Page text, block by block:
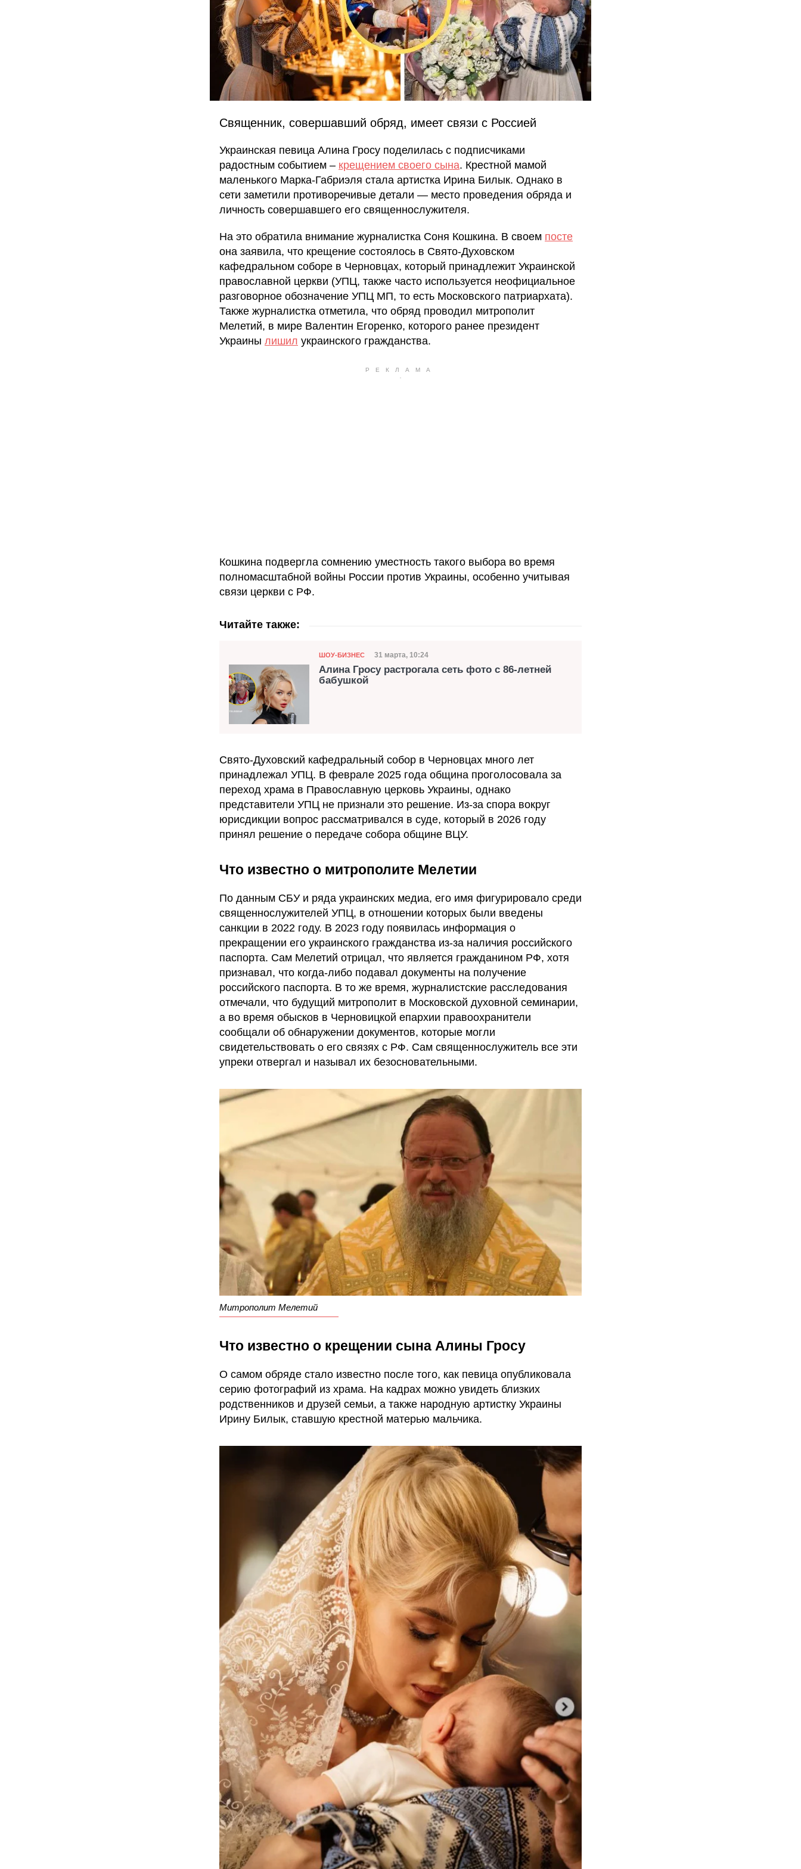
Священник, совершавший обряд, имеет связи с Россией
Украинская певица Алина Гросу поделилась с подписчиками
радостным событием – крещением своего сына. Крестной мамой
маленького Марка-Габриэля стала артистка Ирина Билык. Однако в
сети заметили противоречивые детали — место проведения обряда и
личность совершавшего его священнослужителя.
На это обратила внимание журналистка Соня Кошкина. В своем посте
она заявила, что крещение состоялось в Свято-Духовском
кафедральном соборе в Черновцах, который принадлежит Украинской
православной церкви (УПЦ, также часто используется неофициальное
разговорное обозначение УПЦ МП, то есть Московского патриархата).
Также журналистка отметила, что обряд проводил митрополит
Мелетий, в мире Валентин Егоренко, которого ранее президент
Украины лишил украинского гражданства.
Кошкина подвергла сомнению уместность такого выбора во время
полномасштабной войны России против Украины, особенно учитывая
связи церкви с РФ.
Читайте также:
Категория
ШОУ-БИЗНЕС Дата публикации
31 марта, 10:24
Алина Гросу растрогала сеть фото с 86-летней
бабушкой
Свято-Духовский кафедральный собор в Черновцах много лет
принадлежал УПЦ. В феврале 2025 года община проголосовала за
переход храма в Православную церковь Украины, однако
представители УПЦ не признали это решение. Из-за спора вокруг
юрисдикции вопрос рассматривался в суде, который в 2026 году
принял решение о передаче собора общине ВЦУ.
Что известно о митрополите Мелетии
По данным СБУ и ряда украинских медиа, его имя фигурировало среди
священнослужителей УПЦ, в отношении которых были введены
санкции в 2022 году. В 2023 году появилась информация о
прекращении его украинского гражданства из-за наличия российского
паспорта. Сам Мелетий отрицал, что является гражданином РФ, хотя
признавал, что когда-либо подавал документы на получение
российского паспорта. В то же время, журналистские расследования
отмечали, что будущий митрополит в Московской духовной семинарии,
а во время обысков в Черновицкой епархии правоохранители
сообщали об обнаружении документов, которые могли
свидетельствовать о его связях с РФ. Сам священнослужитель все эти
упреки отвергал и называл их безосновательными.
Митрополит Мелетий
Что известно о крещении сына Алины Гросу
О самом обряде стало известно после того, как певица опубликовала
серию фотографий из храма. На кадрах можно увидеть близких
родственников и друзей семьи, а также народную артистку Украины
Ирину Билык, ставшую крестной матерью мальчика.